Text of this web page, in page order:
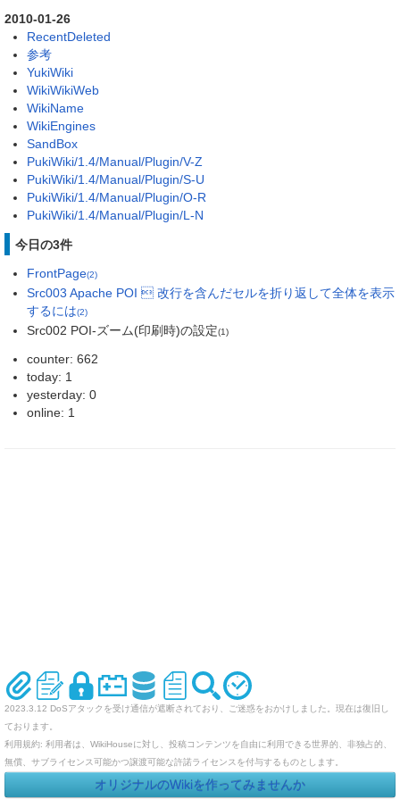
2010-01-26
RecentDeleted
参考
YukiWiki
WikiWikiWeb
WikiName
WikiEngines
SandBox
PukiWiki/1.4/Manual/Plugin/V-Z
PukiWiki/1.4/Manual/Plugin/S-U
PukiWiki/1.4/Manual/Plugin/O-R
PukiWiki/1.4/Manual/Plugin/L-N
今日の3件
FrontPage(2)
Src003 Apache POI  改行を含んだセルを折り返して全体を表示
するには(2)
Src002 POI-ズーム(印刷時)の設定(1)
counter: 662
today: 1
yesterday: 0
online: 1
2023.3.12 DoSアタックを受け通信が遮断されており、ご迷惑をおかけしました。現在は復旧し
ております。
利用規約: 利用者は、WikiHouseに対し、投稿コンテンツを自由に利用できる世界的、非独占的、
無償、サブライセンス可能かつ譲渡可能な許諾ライセンスを付与するものとします。
オリジナルのWikiを作ってみませんか